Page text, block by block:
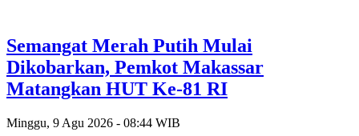
Semangat Merah Putih Mulai
Dikobarkan, Pemkot Makassar
Matangkan HUT Ke-81 RI
Minggu, 9 Agu 2026 - 08:44 WIB